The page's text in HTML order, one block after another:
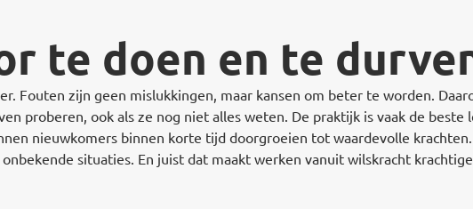
te doen en te
Fouten zijn geen mislukkingen, maar kansen om beter te worden.
proberen, ook als ze nog niet alles weten. De praktijk is vaak de beste
nieuwkomers binnen korte tijd doorgroeien tot waardevolle
situaties. En juist dat maakt werken vanuit wilskracht